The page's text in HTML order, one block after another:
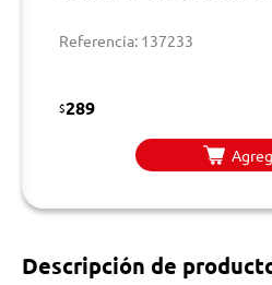
Referencia: 137233
$289
Descripción de